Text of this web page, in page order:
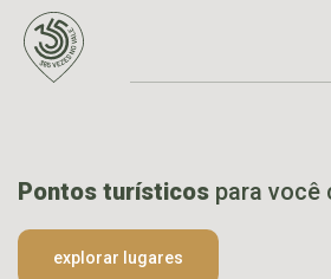
Pontos turísticos para você
explorar lugares